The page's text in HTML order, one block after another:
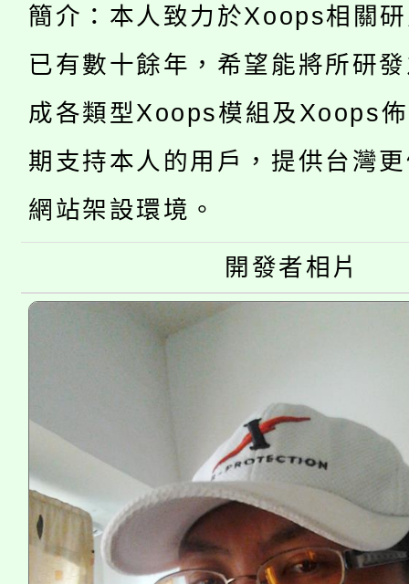
系所師生報名參加。
學籍身 分審查程序及
版
淨零綠領人才培育課程
公告本校115學年度第
代理(課)教師甄選結果(
「2026金融保險知識
車」活動
桃園市115學年度學生
生本土語及新住民語歌
公告本校115學年度第
代理(課)教師甄選結果
公告本校115學年度第
代理(課)教師甄選結果(
轉知中國文化大學推廣
《TA101》溝通分析基
程，歡迎學生輔導中心
心理、諮商輔導、社會
系所師生報名參加。
簡介：本人致力於Xoops相關
已有數十餘年，希望能將所研
成各類型Xoops模組及Xoops
期支持本人的用戶，提供台灣
網站架設環境。
開發者相片